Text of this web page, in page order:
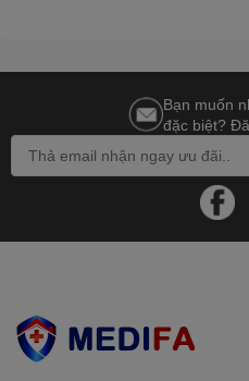
Bạn muốn
đặc biệt?